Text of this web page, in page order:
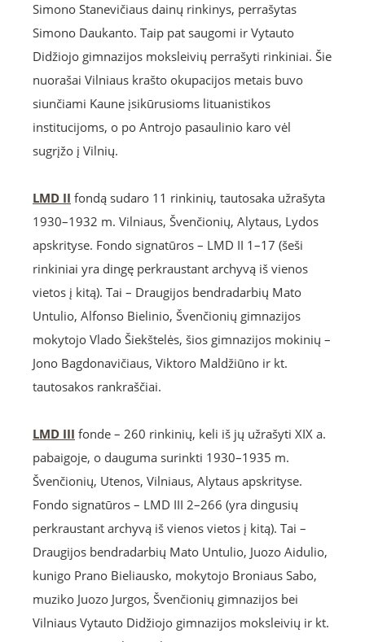
Simono Stanevičiaus dainų rinkinys, perrašytas
Simono Daukanto. Taip pat saugomi ir Vytauto
Didžiojo gimnazijos moksleivių perrašyti rinkiniai. Šie
nuorašai Vilniaus krašto okupacijos metais buvo
siunčiami Kaune įsikūrusioms lituanistikos
institucijoms, o po Antrojo pasaulinio karo vėl
sugrįžo į Vilnių.
LMD II fondą sudaro 11 rinkinių, tautosaka užrašyta
1930–1932 m. Vilniaus, Švenčionių, Alytaus, Lydos
apskrityse. Fondo signatūros – LMD II 1–17 (šeši
rinkiniai yra dingę perkraustant archyvą iš vienos
vietos į kitą). Tai – Draugijos bendradarbių Mato
Untulio, Alfonso Bielinio, Švenčionių gimnazijos
mokytojo Vlado Šiekštelės, šios gimnazijos mokinių –
Jono Bagdonavičiaus, Viktoro Maldžiūno ir kt.
tautosakos rankraščiai.
LMD III fonde – 260 rinkinių, keli iš jų užrašyti XIX a.
pabaigoje, o dauguma surinkti 1930–1935 m.
Švenčionių, Utenos, Vilniaus, Alytaus apskrityse.
Fondo signatūros – LMD III 2–266 (yra dingusių
perkraustant archyvą iš vienos vietos į kitą). Tai –
Draugijos bendradarbių Mato Untulio, Juozo Aidulio,
kunigo Prano Bieliausko, mokytojo Broniaus Sabo,
muziko Juozo Jurgos, Švenčionių gimnazijos bei
Vilniaus Vytauto Didžiojo gimnazijos moksleivių ir kt.